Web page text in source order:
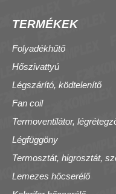
TERMÉKEK
Folyadékhűtő
Hőszivattyú
Légszárító, ködtelenítő
Fan coil
Termoventilátor,
Légfüggöny
Termosztát, higrosztát,
Lemezes hőcserélő